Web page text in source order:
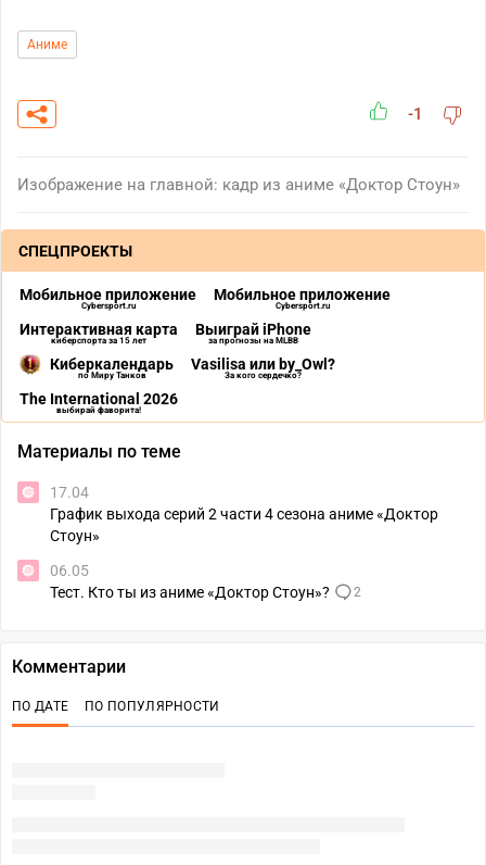
Аниме
-1
Изображение на главной: кадр из аниме «Доктор Стоун»
СПЕЦПРОЕКТЫ
Мобильное приложение
Cybersport.ru
Мобильное приложение
Cybersport.ru
Интерактивная карта
киберспорта за 15 лет
Выиграй iPhone
за прогнозы на MLBB
Киберкалендарь
по Миру Танков
Vasilisa или by_Owl?
За кого сердечко?
The International 2026
выбирай фаворита!
Материалы по теме
17.04
График выхода серий 2 части 4 сезона аниме «Доктор
Стоун»
06.05
Тест. Кто ты из аниме «Доктор Стоун»?
2
Комментарии
ПО ДАТЕ ПО ПОПУЛЯРНОСТИ